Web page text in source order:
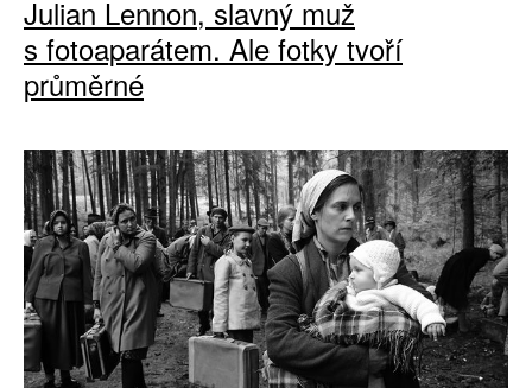
Julian Lennon, slavný muž
s fotoaparátem. Ale fotky tvoří
průměrné